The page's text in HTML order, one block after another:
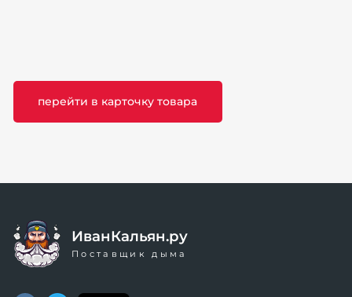
перейти в карточку товара
ИванКальян.ру
Поставщик дыма